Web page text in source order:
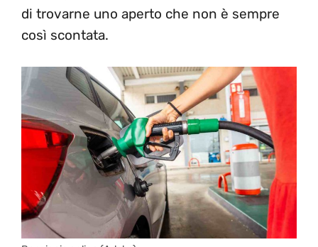
di trovarne uno aperto che non è sempre
così scontata.